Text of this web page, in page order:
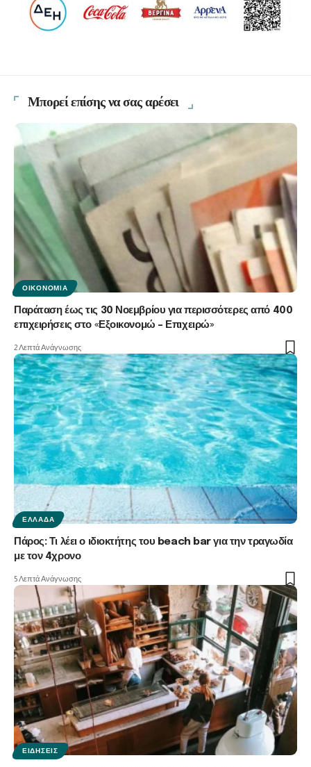
Μπορεί επίσης να σας αρέσει
ΟΙΚΟΝΟΜΊΑ
Παράταση έως τις 30 Νοεμβρίου για περισσότερες από 400
επιχειρήσεις στο «Εξοικονομώ – Επιχειρώ»
2 Λεπτά Ανάγνωσης
ΕΛΛΆΔΑ
Πάρος: Τι λέει ο ιδιοκτήτης του beach bar για την τραγωδία
με τον 4χρονο
5 Λεπτά Ανάγνωσης
ΕΙΔΉΣΕΙΣ